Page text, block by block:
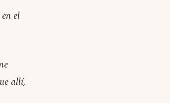
el
allí,